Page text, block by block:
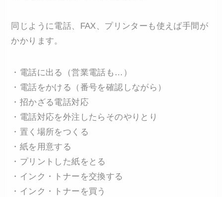
同じように電話、FAX、プリンターも使えば手間が
かかります。
・電話に出る（営業電話も…）
・電話をかける（番号を確認しながら）
・招かざる電話対応
・電話対応を外注したらそのやりとり
・置く場所をつくる
・紙を用意する
・プリントした紙をとる
・インク・トナーを交換する
・インク・トナーを買う